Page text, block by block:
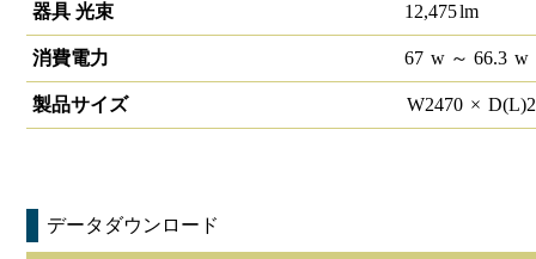
器具 光束 12,475lm
消費電力 67 w～ 66.3 w
製品サイズ W2470 × D(L)
データダウンロード